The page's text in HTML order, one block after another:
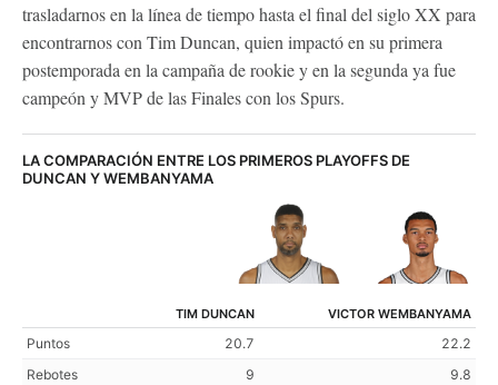
trasladarnos en la línea de tiempo hasta el final del siglo XX para
encontrarnos con Tim Duncan, quien impactó en su primera
postemporada en la campaña de rookie y en la segunda ya fue
campeón y MVP de las Finales con los Spurs.
LA COMPARACIÓN ENTRE LOS PRIMEROS PLAYOFFS DE
DUNCAN Y WEMBANYAMA
TIM DUNCAN VICTOR WEMBANYAMA
Puntos 20.7
22.2
Rebotes
9
9.8